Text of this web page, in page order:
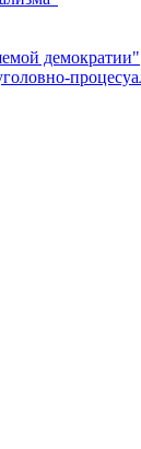
демократии"